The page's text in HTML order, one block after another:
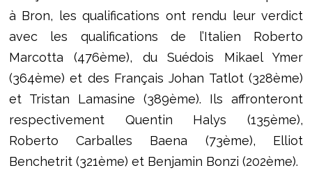
à Bron, les qualifications ont rendu leur verdict
avec les qualifications de l’Italien Roberto
Marcotta (476ème), du Suédois Mikael Ymer
(364ème) et des Français Johan Tatlot (328ème)
et Tristan Lamasine (389ème). Ils affronteront
respectivement Quentin Halys (135ème),
Roberto Carballes Baena (73ème), Elliot
Benchetrit (321ème) et Benjamin Bonzi (202ème).